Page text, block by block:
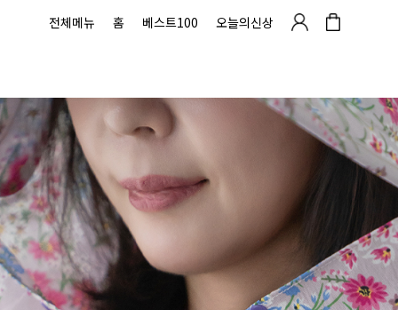
전체메뉴 홈 베스트100 오늘의신상